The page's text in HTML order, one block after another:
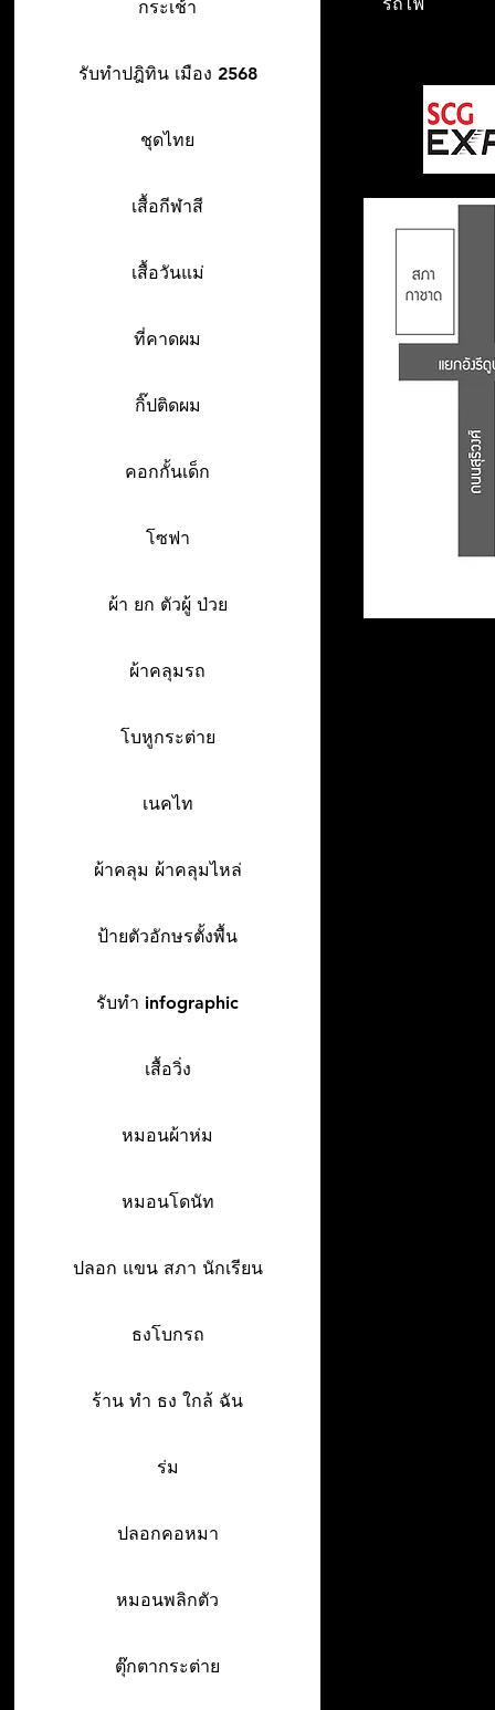
กระเช้า
รับทำปฎิทิน เมือง 2568
ชุดไทย
เสื้อกีฬาสี
เสื้อวันแม่
ที่คาดผม
กิ๊ปติดผม
คอกกั้นเด็ก
โซฟา
ผ้า ยก ตัวผู้ ป่วย
ผ้าคลุมรถ
โบหูกระต่าย
เนคไท
ผ้าคลุม ผ้าคลุมไหล่
ป้ายตัวอักษรตั้งพื้น
รับทำ infographic
เสื้อวิ่ง
หมอนผ้าห่ม
หมอนโดนัท
ปลอก แขน สภา นักเรียน
ธงโบกรถ
ร้าน ทํา ธง ใกล้ ฉัน
ร่ม
ปลอกคอหมา
หมอนพลิกตัว
ตุ๊กตากระต่าย